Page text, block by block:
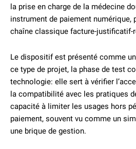
la prise en charge de la médecine
instrument de paiement numérique,
chaîne classique facture-justificatif-
Le dispositif est présenté comme
ce type de projet, la phase de test
technologie: elle sert à vérifier
la compatibilité avec les pratiques
capacité à limiter les usages hors
paiement, souvent vu comme un
une brique de gestion.